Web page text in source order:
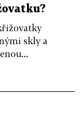
skly a